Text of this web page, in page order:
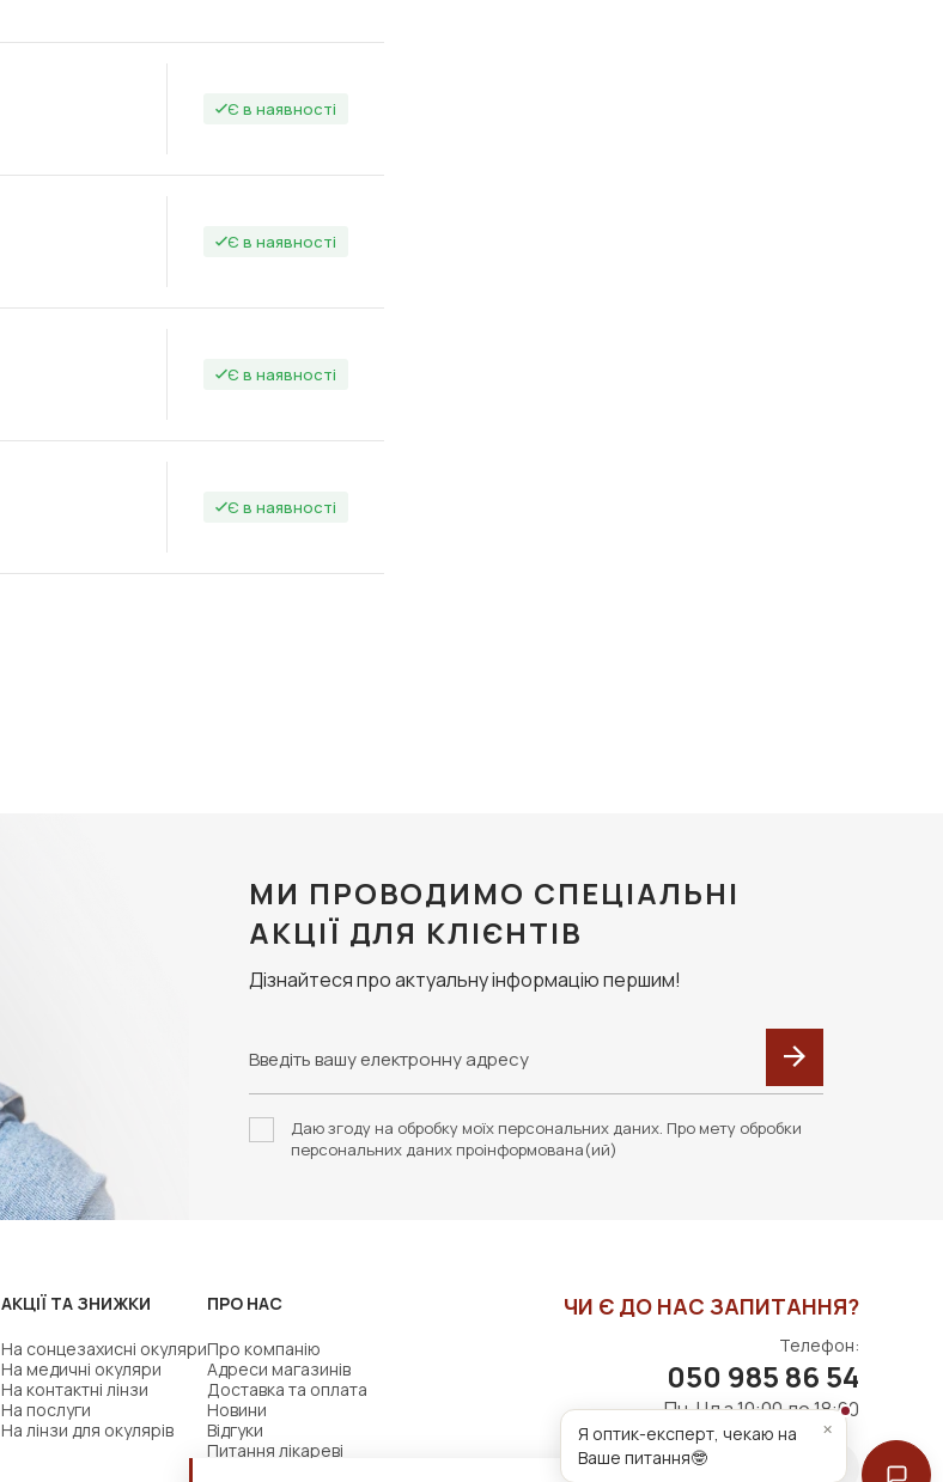
Є в наявності
Є в наявності
Є в наявності
Є в наявності
МИ ПРОВОДИМО СПЕЦІАЛЬНІ
АКЦІЇ ДЛЯ КЛІЄНТІВ
Дізнайтеся про актуальну інформацію першим!
Даю згоду на обробку моїх персональних даних. Про мету обробки
персональних даних проінформована(ий)
АКЦІЇ ТА ЗНИЖКИ
На сонцезахисні окуляри
На медичні окуляри
На контактні лінзи
На послуги
На лінзи для окулярів
ПРО НАС
Про компанію
Адреси магазинів
Доставка та оплата
Новини
Відгуки
Питання лікареві
ЧИ Є ДО НАС ЗАПИТАННЯ?
Телефон:
050 985 86 54
Пн-Нд з 10:00 до 18:00
Я оптик-експерт, чекаю на
Ваше питання🤓
×